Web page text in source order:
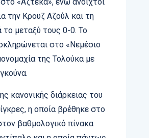
την Κρουζ Αζούλ και τη
το μεταξύ τους 0-0. Το
στο «Νεμέσιο
της Τολούκα με
κανονικής διάρκειας του
η οποία βρέθηκε στο
βαθμολογικό πίνακα